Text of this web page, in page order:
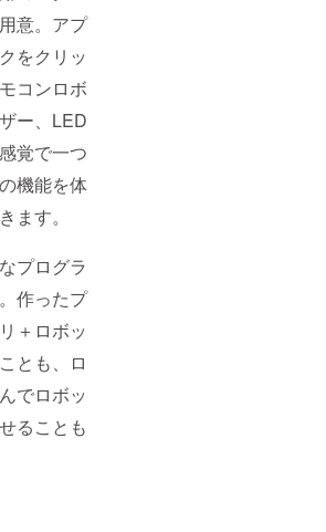
意。アプ
をクリッ
コンロボ
ー、LED
覚で一つ
機能を体
ます。
プログラ
作ったプ
＋ロボッ
とも、ロ
でロボッ
ることも